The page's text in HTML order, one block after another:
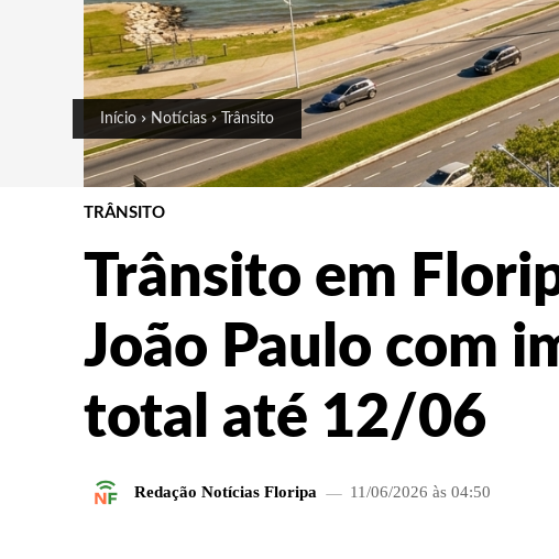
Início Notícias Trânsito
TRÂNSITO
Trânsito em
João Paulo com
total até 12/06
Redação Notícias Floripa 11/06/2026 às 04:50